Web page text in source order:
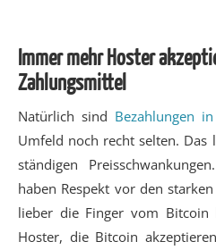
Immer mehr Hoster
Zahlungsmittel
Natürlich sind Bezahlungen
Umfeld noch recht selten.
ständigen
haben Respekt vor den
lieber die Finger vom Bitcoin
Hoster, die Bitcoin